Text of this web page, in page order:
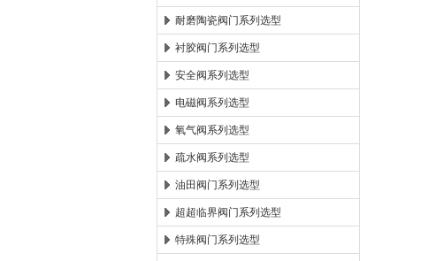
耐磨陶瓷阀门系列选型
衬胶阀门系列选型
安全阀系列选型
电磁阀系列选型
氧气阀系列选型
疏水阀系列选型
油田阀门系列选型
超超临界阀门系列选型
特殊阀门系列选型